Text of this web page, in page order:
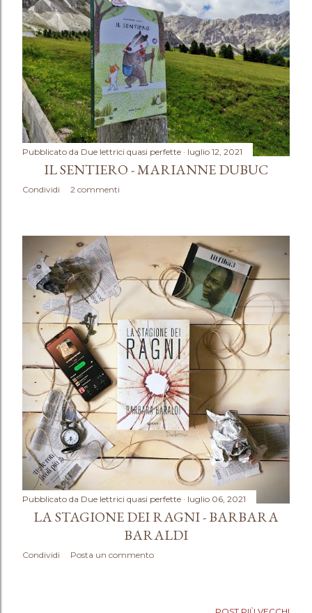
Pubblicato da Due lettrici quasi perfette luglio 12, 2021
IL SENTIERO - MARIANNE DUBUC
Condividi 2 commenti
Pubblicato da Due lettrici quasi perfette luglio 06, 2021
LA STAGIONE DEI RAGNI - BARBARA
BARALDI
Condividi Posta un commento